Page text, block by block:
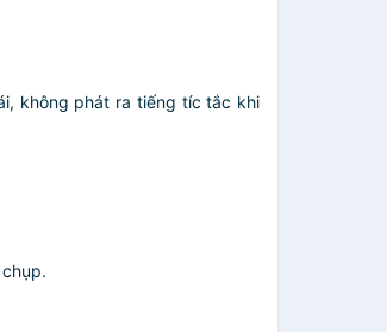
không phát ra tiếng tíc tắc khi